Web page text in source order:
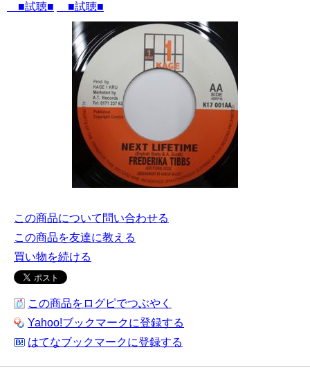
■試聴■
■試聴■
この商品について問い合わせる
この商品を友達に教える
買い物を続ける
この商品をログピでつぶやく
Yahoo!ブックマークに登録する
はてなブックマークに登録する